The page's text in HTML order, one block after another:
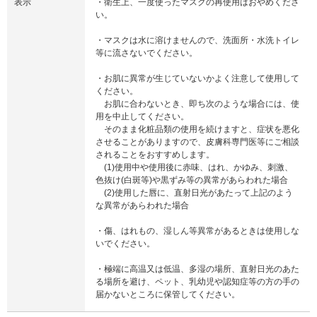
い。
・マスクは水に溶けませんので、洗面所・水洗トイレ
等に流さないでください。
・お肌に異常が生じていないかよく注意して使用して
ください。
お肌に合わないとき、即ち次のような場合には、使
用を中止してください。
そのまま化粧品類の使用を続けますと、症状を悪化
させることがありますので、皮膚科専門医等にご相談
されることをおすすめします。
(1)使用中や使用後に赤味、はれ、かゆみ、刺激、
色抜け(白斑等)や黒ずみ等の異常があらわれた場合
(2)使用した唇に、直射日光があたって上記のよう
な異常があらわれた場合
・傷、はれもの、湿しん等異常があるときは使用しな
いでください。
・極端に高温又は低温、多湿の場所、直射日光のあた
る場所を避け、ペット、乳幼児や認知症等の方の手の
届かないところに保管してください。